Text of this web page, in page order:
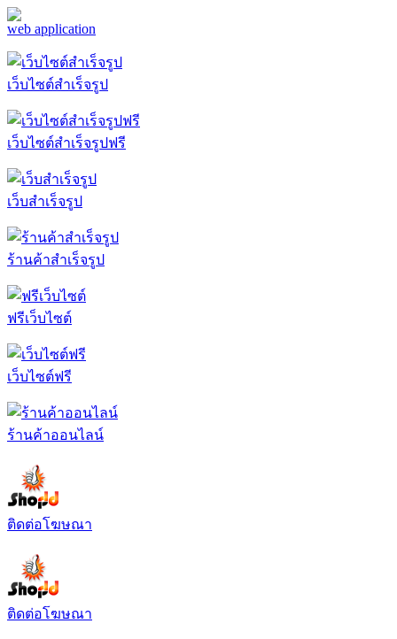
web application
เว็บไซต์สำเร็จรูป
เว็บไซต์สำเร็จรูปฟรี
เว็บสำเร็จรูป
ร้านค้าสำเร็จรูป
ฟรีเว็บไซต์
เว็บไซต์ฟรี
ร้านค้าออนไลน์
ติดต่อโฆษณา
ติดต่อโฆษณา